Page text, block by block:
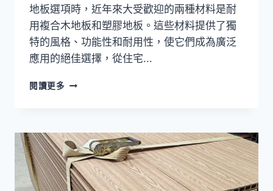
地板選項時，近年來大受歡迎的兩種材料是耐
用複合木地板和塑膠地板。這些材料提供了獨
特的風格、功能性和耐用性，使它們成為廣泛
應用的絕佳選擇，從住宅...
閱讀更多 耐
合
木
地
板
和